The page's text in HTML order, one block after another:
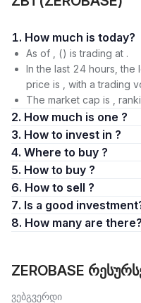
1. How much is today?
As of , () is trading at .
In the last 24 hours, the
price is , with a trading
The market cap is ,
2. How much is one ?
3. How to invest in ?
4. Where to buy ?
5. How to buy ?
6. How to sell ?
7. Is a good
8. How many are there?
ZEROBASE
ვებგვერდი